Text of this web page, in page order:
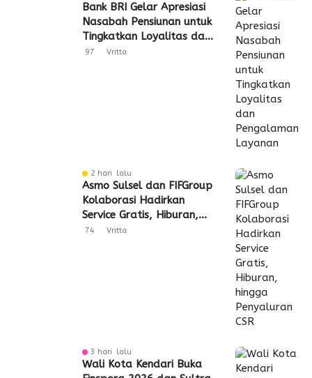
Bank BRI Gelar Apresiasi
Nasabah Pensiunan untuk
Tingkatkan Loyalitas dan
Pengalaman Layanan
97 Vritta
2 hari lalu
Asmo Sulsel dan FIFGroup
Kolaborasi Hadirkan
Service Gratis, Hiburan,
hingga Penyaluran CSR
74 Vritta
3 hari lalu
Wali Kota Kendari Buka